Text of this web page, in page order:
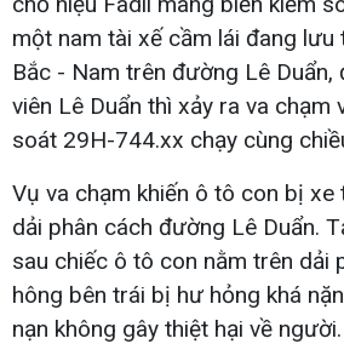
một nam tài xế cầm lái đang
Bắc - Nam trên đường Lê
viên Lê Duẩn thì xảy ra va chạm
soát 29H-744.xx chạy cùng
Vụ va chạm khiến ô tô con bị xe
dải phân cách đường Lê Duẩn.
sau chiếc ô tô con nằm trên dải
hông bên trái bị hư hỏng khá
nạn không gây thiệt hại về người.